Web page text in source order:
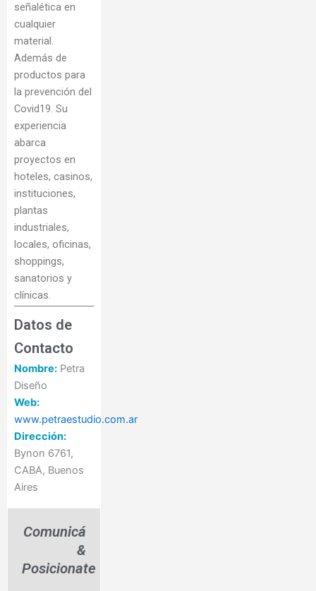
señalética en
cualquier
material.
Además de
productos para
la prevención del
Covid19. Su
experiencia
abarca
proyectos en
hoteles, casinos,
instituciones,
plantas
industriales,
locales, oficinas,
shoppings,
sanatorios y
clínicas.
Datos de
Contacto
Nombre: Petra
Diseño
Web:
www.petraestudio.com.ar
Dirección:
Bynon 6761,
CABA, Buenos
Aires
Comunicá
&
Posicionate